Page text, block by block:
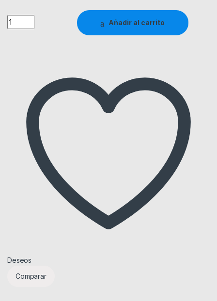
Quantity
Añadir al carrito
Deseos
Comparar